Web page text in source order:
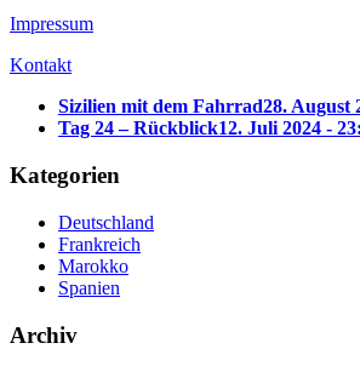
Impressum
Kontakt
Sizilien mit dem Fahrrad28. August
Tag 24 – Rückblick12. Juli 2024 -
Kategorien
Deutschland
Frankreich
Marokko
Spanien
Archiv